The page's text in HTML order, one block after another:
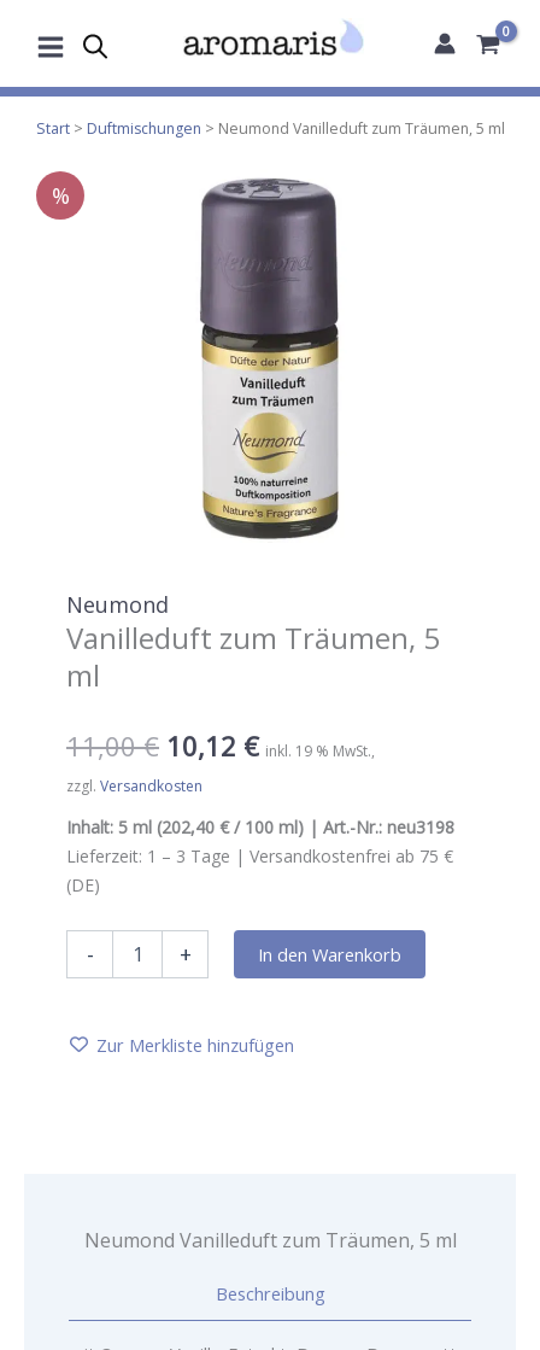
Inhalt
Start> Duftmischungen > Neumond Vanilleduft zum Träumen, 5 ml
%
Neumond
Vanilleduft zum Träumen, 5
ml
11,00€ 10,12 € inkl. 19 % MwSt.
zzgl. Versandkosten
Inhalt: 5 ml (202,40 € / 100 ml) | Art.-Nr.: neu3198
Lieferzeit: 1 – 3 Tage | Versandkostenfrei ab 75 €
(DE)
-
Vanilleduft
5
+ In den Warenkorb
Zur Merkliste hinzufügen
Neumond Vanilleduft zum Träumen, 5 ml
Beschreibung